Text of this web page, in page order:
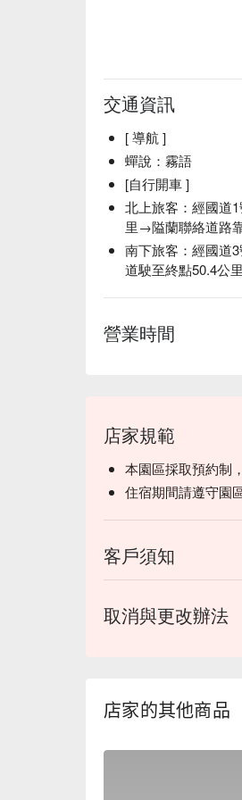
交通資訊
[ 導航 ]
蟬說：霧語
[自行開車 ]
北上旅客：經國道
里→隘蘭聯絡道路
南下旅客：經國道
道駛至終點50.4公
營業時間
店家規範
本園區採取預約制
住宿期間請遵守園
客戶須知
取消與更改辦法
店家的其他商品